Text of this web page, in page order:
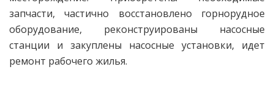
запчасти, частично восстановлено горнорудное
оборудование, реконструированы насосные
станции и закуплены насосные установки, идет
ремонт рабочего жилья.